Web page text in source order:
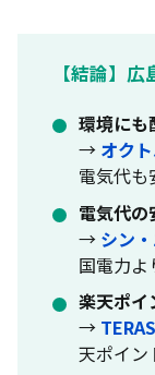
【結論】
環境にも
→ オク
電気代も
電気代の
→ シン
国電力よ
楽天ポイ
→
天ポイン